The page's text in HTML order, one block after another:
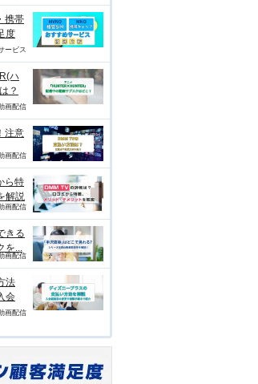
携帯
度
ービス
ハ
？
画配信
注意
画配信
ら特
解説
画配信
きる
を...
画配信
法
会
画配信